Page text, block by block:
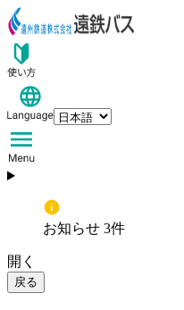
お知らせ 3件
開く
戻る